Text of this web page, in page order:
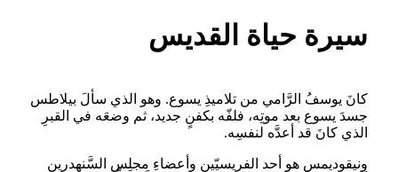
سيرة حياة القديس
كانَ يوسفُ الرَّامي من تلاميذِ يسوع. وهو الذي سألَ بيلاطس
جسدَ يسوع بعد موتِه، فلفّه بكفنٍ جديد، ثم وضعَه في القبرِ
الذي كانَ قد أعدَّه لنفسِه.
ونيقوديمس هو أحد الفريسيّين وأعضاءِ مجلِس السَّنهِدرِين